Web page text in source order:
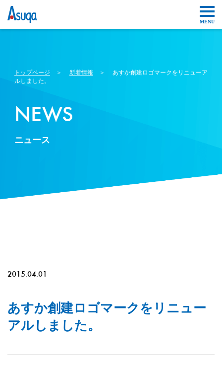
トップページ ＞ 新着情報 ＞ あすか創建ロゴマークをリニューア
ルしました。
NEWS
ニュース
2015.04.01
あすか創建ロゴマークをリニュー
アルしました。